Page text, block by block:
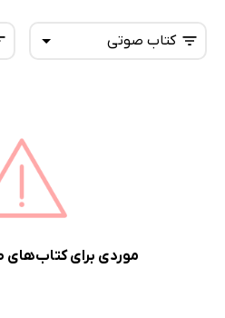
کتاب صوتی
موردی برای کتاب‌های